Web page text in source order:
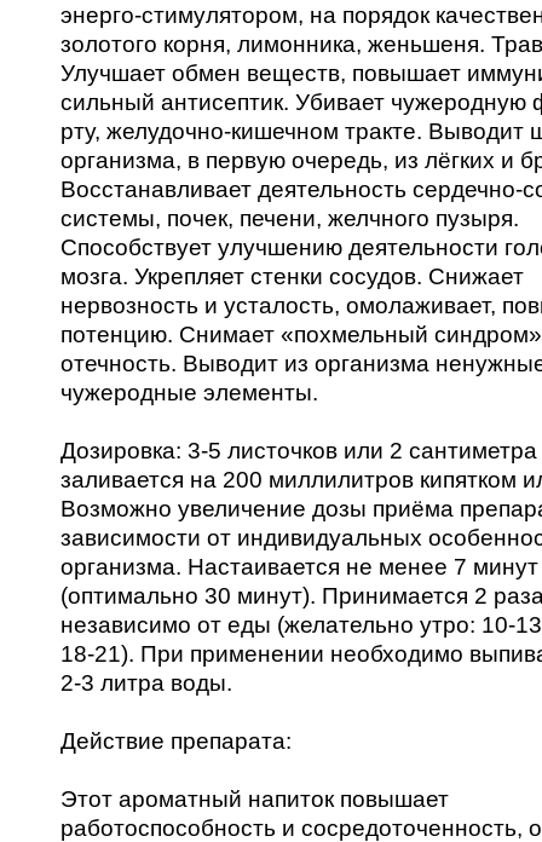
энерго-стимулятором, на порядок
золотого корня, лимонника, женьшеня.
Улучшает обмен веществ, повышает
сильный антисептик. Убивает чужеродную
рту, желудочно-кишечном тракте. Выводит
организма, в первую очередь, из лёгких и
Восстанавливает деятельность сердечно-
системы, почек, печени, желчного пузыря.
Способствует улучшению деятельности
мозга. Укрепляет стенки сосудов. Снижает
нервозность и усталость, омолаживает,
потенцию. Снимает «похмельный
отечность. Выводит из организма
чужеродные элементы.
Дозировка: 3-5 листочков или 2 сантиметра
заливается на 200 миллилитров кипятком
Возможно увеличение дозы приёма
зависимости от индивидуальных
организма. Настаивается не менее 7 минут
(оптимально 30 минут). Принимается 2
независимо от еды (желательно утро: 10-
18-21). При применении необходимо
2-3 литра воды.
Действие препарата:
Этот ароматный напиток повышает
работоспособность и сосредоточенность,